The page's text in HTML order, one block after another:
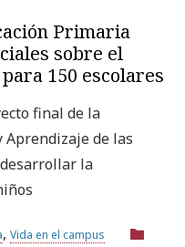
avanzada
Primaria
sobre el
150 escolares
final de la
de las
la
, Vida en el campus